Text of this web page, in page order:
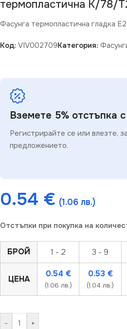
термопластична K/78/
Фасунга термопластична гладка
Код: VIV002709Категория:
Вземете 5% отстъпка
Регистрирайте се или влезте,
предложението.
0.54 € (1.06 лв.)
Отстъпки при покупка на
БРОЙ 1 - 2 3 - 9
ЦЕНА
0.54 €
(1.06 лв.)
0.53 €
(1.04 лв.)
- +